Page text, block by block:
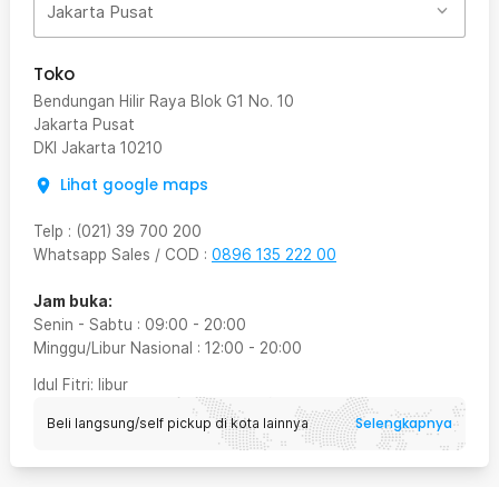
Jakarta Pusat
Toko
Bendungan Hilir Raya Blok G1 No. 10
Jakarta Pusat
DKI Jakarta 10210
Lihat google maps
Telp : (021) 39 700 200
Whatsapp Sales / COD : 0896 135 222 00
Jam buka:
Senin - Sabtu : 09:00 - 20:00
Minggu/Libur Nasional : 12:00 - 20:00
Idul Fitri: libur
Beli langsung/self pickup di kota lainnya Selengkapnya